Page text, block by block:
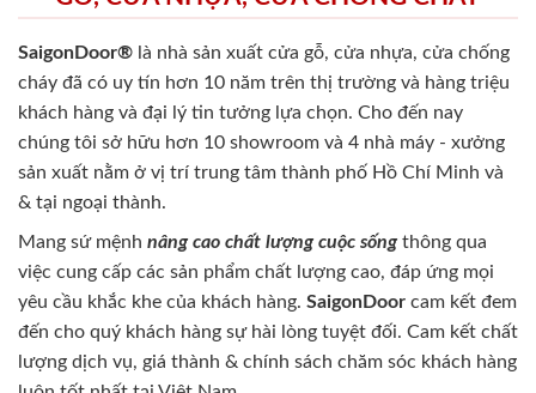
SaigonDoor® là nhà sản xuất cửa gỗ, cửa nhựa, cửa chống
cháy đã có uy tín hơn 10 năm trên thị trường và hàng triệu
khách hàng và đại lý tin tưởng lựa chọn. Cho đến nay
chúng tôi sở hữu hơn 10 showroom và 4 nhà máy - xưởng
sản xuất nằm ở vị trí trung tâm thành phố Hồ Chí Minh và
& tại ngoại thành.
Mang sứ mệnh nâng cao chất lượng cuộc sốngthông qua
việc cung cấp các sản phẩm chất lượng cao, đáp ứng mọi
yêu cầu khắc khe của khách hàng. SaigonDoor cam kết đem
đến cho quý khách hàng sự hài lòng tuyệt đối. Cam kết chất
lượng dịch vụ, giá thành & chính sách chăm sóc khách hàng